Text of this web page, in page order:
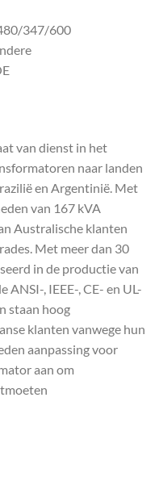
347/600
van dienst in het
naar landen
en Argentinië. Met
van 167 kVA
Australische klanten
Met meer dan 30
in de productie van
, IEEE-, CE- en UL-
staan hoog
klanten vanwege hun
aanpassing voor
aan om